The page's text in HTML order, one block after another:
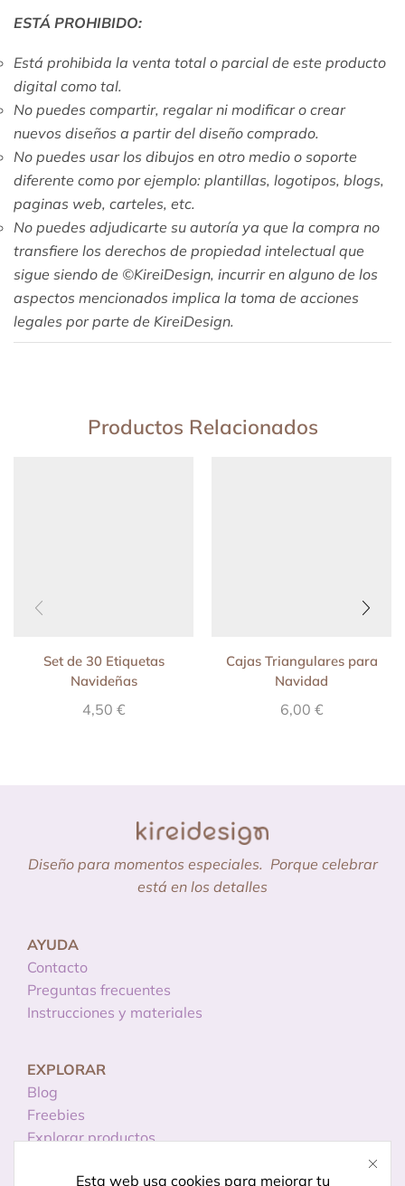
ESTÁ PROHIBIDO:
Está prohibida la venta total o parcial de este producto
digital como tal.
No puedes compartir, regalar ni modificar o crear
nuevos diseños a partir del diseño comprado.
No puedes usar los dibujos en otro medio o soporte
diferente como por ejemplo: plantillas, logotipos, blogs,
paginas web, carteles, etc.
No puedes adjudicarte su autoría ya que la compra no
transfiere los derechos de propiedad intelectual que
sigue siendo de ©KireiDesign, incurrir en alguno de los
aspectos mencionados implica la toma de acciones
legales por parte de KireiDesign.
Productos Relacionados
Set de 30 Etiquetas
Navideñas
4,50 €
Cajas Triangulares para
Navidad
6,00 €
Esta web usa cookies para mejorar tu
Diseño para momentos especiales. Porque celebrar
está en los detalles
AYUDA
Contacto
Preguntas frecuentes
Instrucciones y materiales
EXPLORAR
Blog
Freebies
Explorar productos